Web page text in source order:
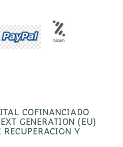
COFINANCIADO
GENERATION (EU)
Y